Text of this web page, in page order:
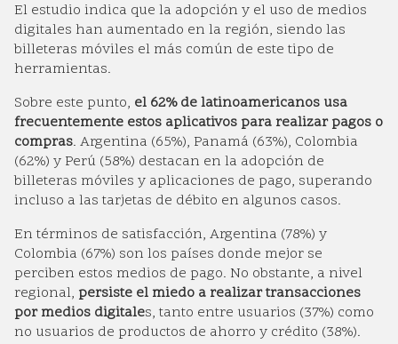
El estudio indica que la adopción y el uso de medios
digitales han aumentado en la región, siendo las
billeteras móviles el más común de este tipo de
herramientas.
Sobre este punto, el 62% de latinoamericanos usa
frecuentemente estos aplicativos para realizar pagos o
compras. Argentina (65%), Panamá (63%), Colombia
(62%) y Perú (58%) destacan en la adopción de
billeteras móviles y aplicaciones de pago, superando
incluso a las tarjetas de débito en algunos casos.
En términos de satisfacción, Argentina (78%) y
Colombia (67%) son los países donde mejor se
perciben estos medios de pago. No obstante, a nivel
regional, persiste el miedo a realizar transacciones
por medios digitales, tanto entre usuarios (37%) como
no usuarios de productos de ahorro y crédito (38%).